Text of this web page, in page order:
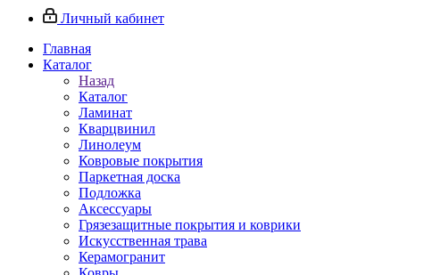
Личный кабинет
Главная
Каталог
Назад
Каталог
Ламинат
Кварцвинил
Линолеум
Ковровые покрытия
Паркетная доска
Подложка
Аксессуары
Грязезащитные покрытия и коврики
Искусственная трава
Керамогранит